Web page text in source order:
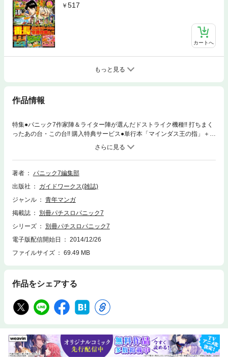
517
カートへ
もっと見る
作品情報
特集●パニック7作家陣＆ライター陣が選んだドストライク機種!! 打ちまく
ったあの台・この台!! 購入特典サービス●単行本「マインダス王の指」＋
「コーヒーガールズ攻略バイブル」がスマホで無料で読める！ 漫画●超ア
ドリブ王子、万枚くん、パチスロひとり旅＋旨い話他10本！ 攻略●ハナ
ビ、アラジンAll、ニューパルサーDX、サラリーマン金太郎 出世回胴編、
沖ドキ他
著者
パニック7編集部
出版社
ガイドワークス(雑誌)
ジャンル
青年マンガ
掲載誌
別冊パチスロパニック7
シリーズ
別冊パチスロパニック7
電子版配信開始日
2014/12/26
ファイルサイズ
69.49 MB
作品をシェアする